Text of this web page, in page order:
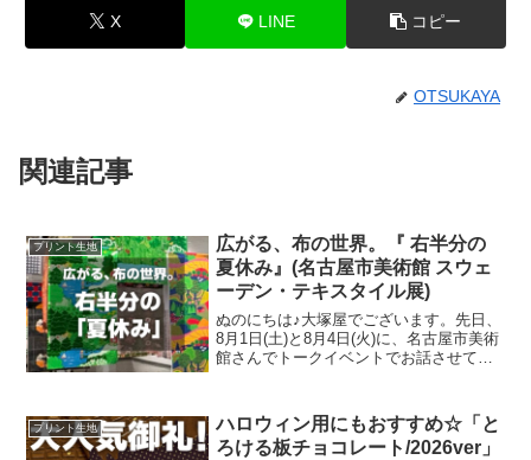
X LINE コピー
OTSUKAYA
関連記事
プリント生地
広がる、布の世界。『 右半分の
夏休み』(名古屋市美術館 スウェ
ーデン・テキスタイル展)
ぬのにちは♪大塚屋でございます。先日、
8月1日(土)と8月4日(火)に、名古屋市美術
館さんでトークイベントでお話させてい
客さまにご来場いただきましたことを御
礼申し上
プリント生地
ハロウィン用にもおすすめ☆「と
ろける板チョコレート/2026ver」